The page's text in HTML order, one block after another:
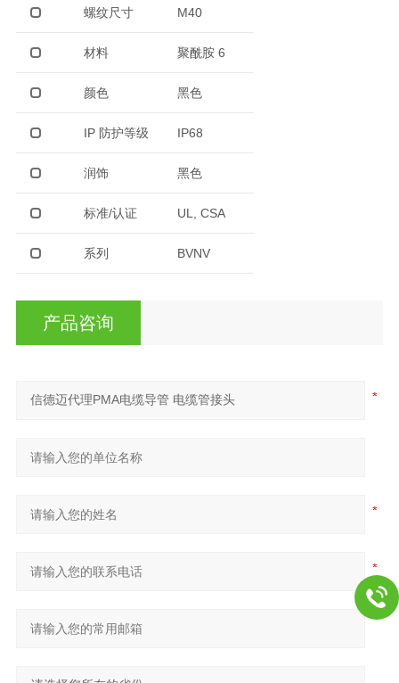
螺纹尺寸 M40
材料 聚酰胺 6
颜色 黑色
IP 防护等级 IP68
润饰 黑色
标准/认证 UL, CSA
系列 BVNV
产品咨询